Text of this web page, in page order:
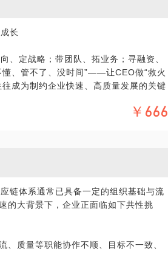
长
、定战略；带团队、拓业务；寻融资、
、管不了、没时间”——让CEO做“救火
成为制约企业快速、高质量发展的关键
。
确保供应链的稳定性和可靠性。
以适应公司快速增长的需求。
累了丰富的实战经验和行业知识。20年
￥666
链体系通常已具备一定的组织基础与流
的大背景下，企业正面临如下共性挑
、质量等职能协作不顺、目标不一致、